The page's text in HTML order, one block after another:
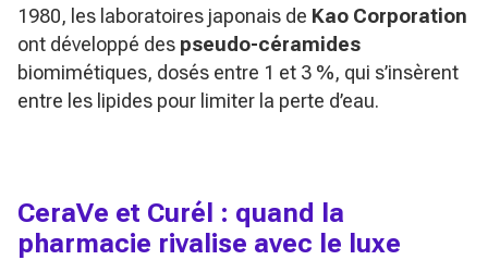
1980, les laboratoires japonais de Kao Corporation
ont développé des pseudo-céramides
biomimétiques, dosés entre 1 et 3 %, qui s’insèrent
entre les lipides pour limiter la perte d’eau.
CeraVe et Curél : quand la
pharmacie rivalise avec le luxe